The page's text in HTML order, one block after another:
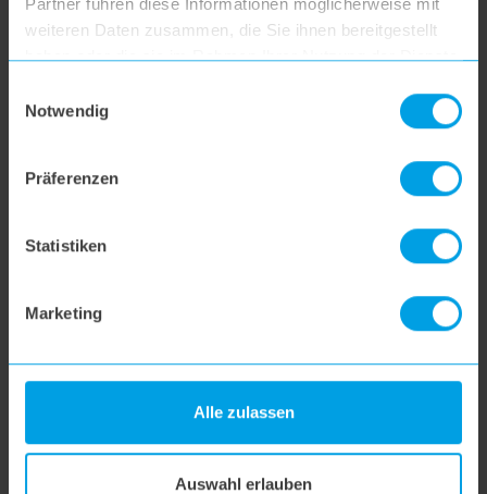
weiteren Daten zusammen, die Sie ihnen bereitgestellt
haben oder die sie im Rahmen Ihrer Nutzung der Dienste
Notwendig
Präferenzen
Statistiken
Marketing
Alle zulassen
Auswahl erlauben
hoogo B3+
hoogo S3
hoogo S4
hoogo S5+
hoogo S6
hoogo S6+
hoogo BS5